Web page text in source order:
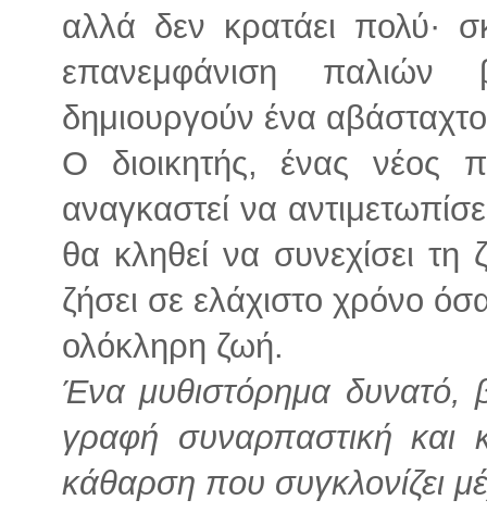
αλλά δεν κρατάει πολύ·
επανεμφάνιση παλιών
δημιουργούν ένα
Ο διοικητής, ένας νέος
αναγκαστεί να
θα κληθεί να συνεχίσει τη
ζήσει σε ελάχιστο χρόνο
ολόκληρη ζωή.
Ένα μυθιστόρημα δυνατό,
γραφή συναρπαστική και
κάθαρση που συγκλονίζει